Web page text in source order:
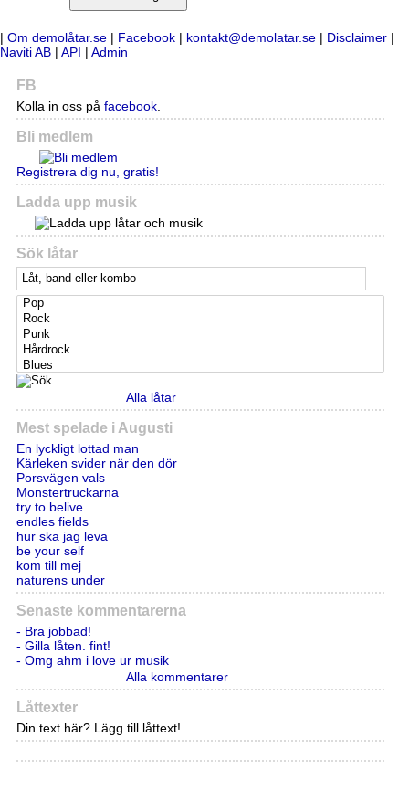
| Om demolåtar.se | Facebook | kontakt@demolatar.se | Disclaimer |
Naviti AB | API | Admin
FB
Kolla in oss på facebook.
Bli medlem
Registrera dig nu, gratis!
Ladda upp musik
Sök låtar
Alla låtar
Mest spelade i Augusti
En lyckligt lottad man
Kärleken svider när den dör
Porsvägen vals
Monstertruckarna
try to belive
endles fields
hur ska jag leva
be your self
kom till mej
naturens under
Senaste kommentarerna
- Bra jobbad!
- Gilla låten. fint!
- Omg ahm i love ur musik
Alla kommentarer
Låttexter
Din text här? Lägg till låttext!